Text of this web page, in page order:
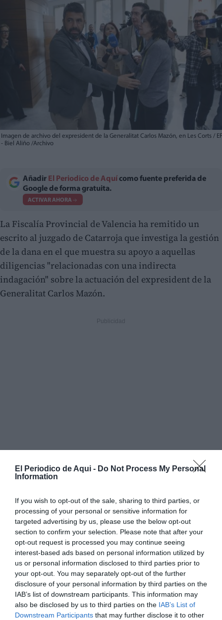
El Periodico de Aqui - Do Not Process My Personal
Information
If you wish to opt-out of the sale, sharing to third parties, or
processing of your personal or sensitive information for
targeted advertising by us, please use the below opt-out
section to confirm your selection. Please note that after your
opt-out request is processed you may continue seeing
interest-based ads based on personal information utilized by
us or personal information disclosed to third parties prior to
your opt-out. You may separately opt-out of the further
disclosure of your personal information by third parties on the
IAB’s list of downstream participants. This information may
also be disclosed by us to third parties on the IAB’s List of
Downstream Participants that may further disclose it to other
Imagen de archivo del expresident de la Generalitat Carlos Mazón, en Les Corts /
- Biel Aliño /Archivo
Añadir El Periodico de Aquí como fuente preferida de
Google de forma gratuita.
ACTIVAR AHORA
La Fiscalía Provincial de Valencia ha remitido un
escrito al juzgado de Catarroja que investiga la gestión
de la dana en el que muestra su apoyo a aquellas
diligencias "relacionadas con una indirecta
indagación" sobre la actuación del expresident de la
Generalitat Carlos Mazón.